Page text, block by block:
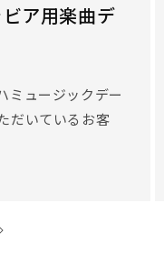
ビア用楽曲デ
ミュージックデー
だいているお客